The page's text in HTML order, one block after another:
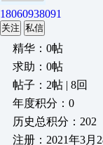
18060938091
关注 私信
精华：0帖
求助：0帖
帖子：2帖 | 8回
年度积分：0
历史总积分：202
注册：2021年3月